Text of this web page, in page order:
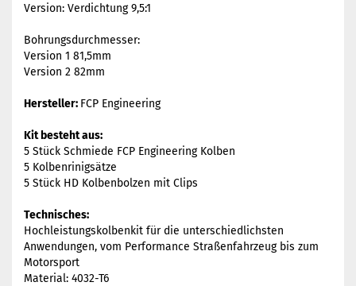
Version: Verdichtung 9,5:1
Bohrungsdurchmesser:
Version 1 81,5mm
Version 2 82mm
Hersteller: FCP Engineering
Kit besteht aus:
5 Stück Schmiede FCP Engineering Kolben
5 Kolbenrinigsätze
5 Stück HD Kolbenbolzen mit Clips
Technisches:
Hochleistungskolbenkit für die unterschiedlichsten
Anwendungen, vom Performance Straßenfahrzeug bis zum
Motorsport
Material: 4032-T6